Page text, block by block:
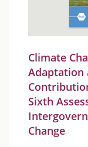
Climate
Adaptation
Sixth
Change